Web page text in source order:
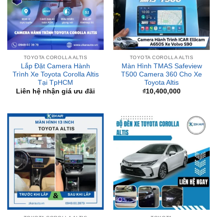
TOYOTA COROLLA ALTIS
Lắp Đặt Camera Hành
Trình Xe Toyota Corolla Altis
Tại TpHCM
Liên hệ nhận giá ưu đãi
TOYOTA COROLLA ALTIS
Màn Hình TMAS Safeview
T500 Camera 360 Cho Xe
Toyota Altis
₫10,400,000
TOYOTA COROLLA ALTIS
Gắn Màn Hình Android 13
Inch Xe Toyota Altis Tại
TOYOTA
Dịch Vụ Độ Đèn Xe Ô Tô
Toyota Corolla Altis Chất